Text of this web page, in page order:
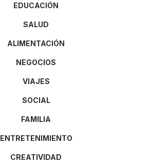
EDUCACIÓN
SALUD
ALIMENTACIÓN
NEGOCIOS
VIAJES
SOCIAL
FAMILIA
ENTRETENIMIENTO
CREATIVIDAD